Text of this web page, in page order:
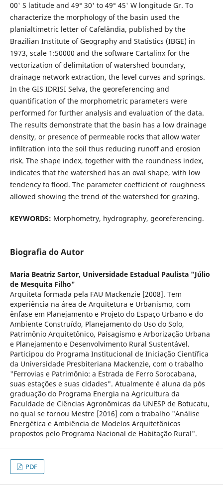
00' S latitude and 49° 30' to 49° 45' W longitude Gr. To
characterize the morphology of the basin used the
planialtimetric letter of Cafelândia, published by the
Brazilian Institute of Geography and Statistics (IBGE) in
1973, scale 1:50000 and the software Cartalinx for the
vectorization of delimitation of watershed boundary,
drainage network extraction, the level curves and springs.
In the GIS IDRISI Selva, the georeferencing and
quantification of the morphometric parameters were
performed for further analysis and evaluation of the data.
The results demonstrate that the basin has a low drainage
density, or presence of permeable rocks that allow water
infiltration into the soil thus reducing runoff and erosion
risk. The shape index, together with the roundness index,
indicates that the watershed has an oval shape, with low
tendency to flood. The parameter coefficient of roughness
allowed showing the trend of the watershed for grazing.
KEYWORDS: Morphometry, hydrography, georeferencing.
Biografia do Autor
Maria Beatriz Sartor, Universidade Estadual Paulista "Júlio
de Mesquita Filho"
Arquiteta formada pela FAU Mackenzie [2008]. Tem
experiência na área de Arquitetura e Urbanismo, com
ênfase em Planejamento e Projeto do Espaço Urbano e do
Ambiente Construído, Planejamento do Uso do Solo,
Patrimônio Arquitetônico, Paisagismo e Arborização Urbana
e Planejamento e Desenvolvimento Rural Sustentável.
Participou do Programa Institucional de Iniciação Científica
da Universidade Presbiteriana Mackenzie, com o trabalho
"Ferrovias e Patrimônio: a Estrada de Ferro Sorocabana,
suas estações e suas cidades". Atualmente é aluna da pós
graduação do Programa Energia na Agricultura da
Faculdade de Ciências Agronômicas da UNESP de Botucatu,
no qual se tornou Mestre [2016] com o trabalho "Análise
Energética e Ambiência de Modelos Arquitetônicos
propostos pelo Programa Nacional de Habitação Rural".
PDF